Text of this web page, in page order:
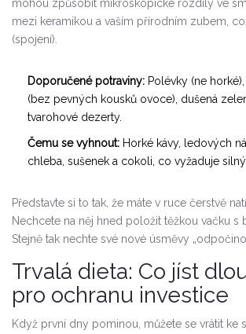
mohou způsobit mikroskopické rozdíly ve
mezi keramikou a vaším přírodním zubem,
(spojení).
Doporučené potraviny: Polévky (ne
(bez pevných kousků ovoce), dušená
tvarohové dezerty.
Čemu se vyhnout: Horké kávy, ledových
chleba, sušenek a cokoli, co vyžaduje
Představte si to tak, že máte v ruce čerstvě
Nechcete na něj hned položit těžkou vačku s
Stejně tak nechte své nové úsměvy
Trvalá dieta: Co jíst
pro ochranu investice
Když první dny pominou, můžete se vrátit ke